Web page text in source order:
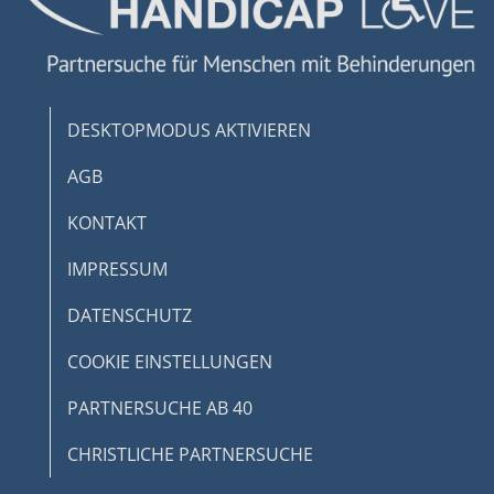
Nicht-IAB-Verarbeitungszwecke:
Notwendig
Funktional
Werbung
DESKTOPMODUS AKTIVIEREN
AGB
KONTAKT
IMPRESSUM
DATENSCHUTZ
COOKIE EINSTELLUNGEN
PARTNERSUCHE AB 40
CHRISTLICHE PARTNERSUCHE